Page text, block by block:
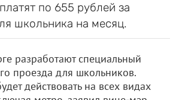
по 655 рублей за
школьника на месяц.
разработают специальный
проезда для школьников.
действовать на всех видах